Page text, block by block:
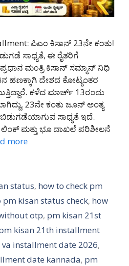
ಪಿಎಂ ಕಿಸಾನ್ 23ನೇ ಕಂತು!
ಸಾಧ್ಯತೆ, ಈ ರೈತರಿಗೆ
ಪ್ರಧಾನ ಮಂತ್ರಿ ಕಿಸಾನ್ ಸಮ್ಮಾನ್ ನಿಧಿ
ದೇಶದ ಕೋಟ್ಯಂತರ
ಕಳೆದ ಮಾರ್ಚ್ 13ರಂದು
23ನೇ ಕಂತು ಜೂನ್ ಅಂತ್ಯ
ಬಿಡುಗಡೆಯಾಗುವ ಸಾಧ್ಯತೆ ಇದೆ.
ಮತ್ತು ಭೂ ದಾಖಲೆ ಪರಿಶೀಲನೆ
more
status, how to check pm
pm kisan status check, how
otp, pm kisan 21st
kisan 21th installment
installment date 2026,
date kannada, pm